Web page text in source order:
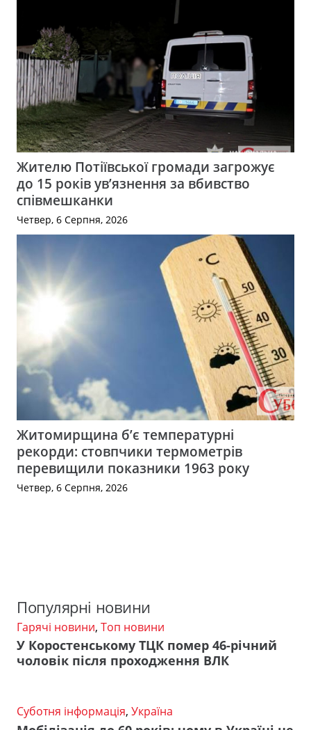
Жителю Потіївської громади загрожує
до 15 років ув’язнення за вбивство
співмешканки
Четвер, 6 Серпня, 2026
Житомирщина б’є температурні
рекорди: стовпчики термометрів
перевищили показники 1963 року
Четвер, 6 Серпня, 2026
Популярні новини
Гарячі новини, Топ новини
У Коростенському ТЦК помер 46-річний
чоловік після проходження ВЛК
Суботня інформація, Україна